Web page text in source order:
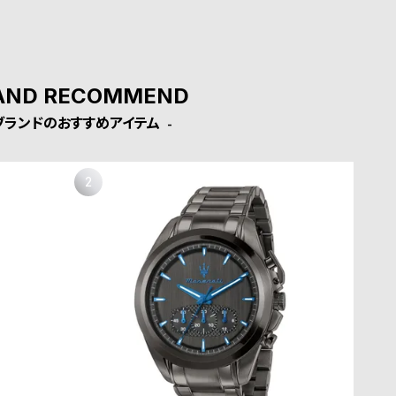
RECOMMEND
ランドのおすすめアイテム